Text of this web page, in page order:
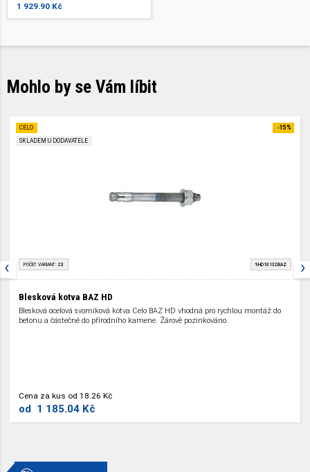
1 929.90 Kč
Mohlo by se Vám líbit
SKLADEM U DODAVATELE
CELO -15%
POČET VARIANT: 23 9HD10132BAZ
Blesková kotva BAZ HD
Blesková ocelová svorníková kotva Celo BAZ HD vhodná pro rychlou montáž do
betonu a částečně do přírodního kamene. Žárově pozinkováno.
od 1 185.04 Kč
Cena za kus od 18.26 Kč
‹ ›